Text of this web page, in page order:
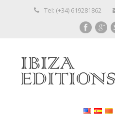
Tel: (+34) 619281862